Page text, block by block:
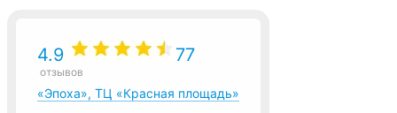
4.9 77
отзывов
«Эпоха», ТЦ «Красная площадь»